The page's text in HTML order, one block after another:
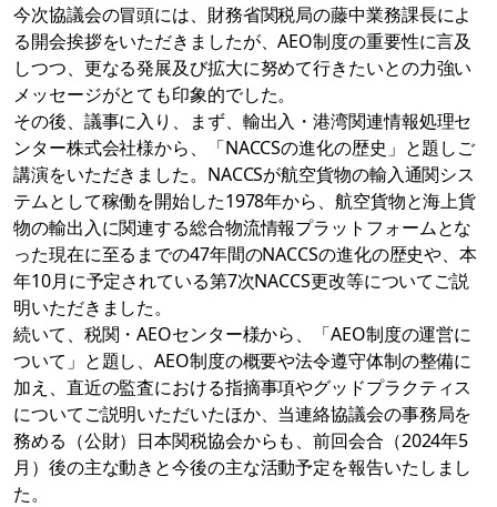
今次協議会の冒頭には、財務省関税局の藤中業務課長によ
る開会挨拶をいただきましたが、AEO制度の重要性に言及
しつつ、更なる発展及び拡大に努めて行きたいとの力強い
メッセージがとても印象的でした。
その後、議事に入り、まず、輸出入・港湾関連情報処理セ
ンター株式会社様から、「NACCSの進化の歴史」と題しご
講演をいただきました。NACCSが航空貨物の輸入通関シス
テムとして稼働を開始した1978年から、航空貨物と海上貨
物の輸出入に関連する総合物流情報プラットフォームとな
った現在に至るまでの47年間のNACCSの進化の歴史や、本
年10月に予定されている第7次NACCS更改等についてご説
明いただきました。
続いて、税関・AEOセンター様から、「AEO制度の運営に
ついて」と題し、AEO制度の概要や法令遵守体制の整備に
加え、直近の監査における指摘事項やグッドプラクティス
についてご説明いただいたほか、当連絡協議会の事務局を
務める（公財）日本関税協会からも、前回会合（2024年5
月）後の主な動きと今後の主な活動予定を報告いたしまし
た。